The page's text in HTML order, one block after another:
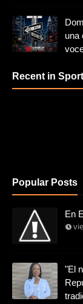
una
Recent in
Popular Posts
En
"El